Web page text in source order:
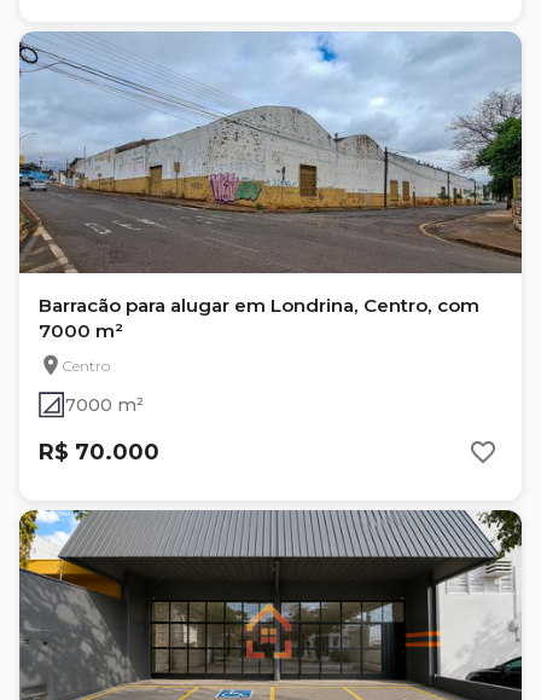
Barracão para alugar em Londrina, Centro, com
7000 m²
Centro
7000 m²
R$ 70.000